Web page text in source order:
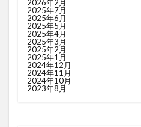
2026年2月
2025年7月
2025年6月
2025年5月
2025年4月
2025年3月
2025年2月
2025年1月
2024年12月
2024年11月
2024年10月
2023年8月